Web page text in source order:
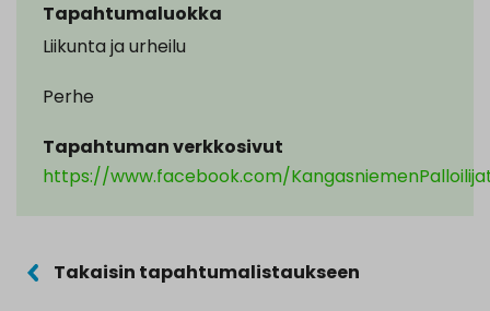
Tapahtumaluokka
Liikunta ja urheilu
Perhe
Tapahtuman verkkosivut
https://www.facebook.com/
Takaisin tapahtumalistaukseen